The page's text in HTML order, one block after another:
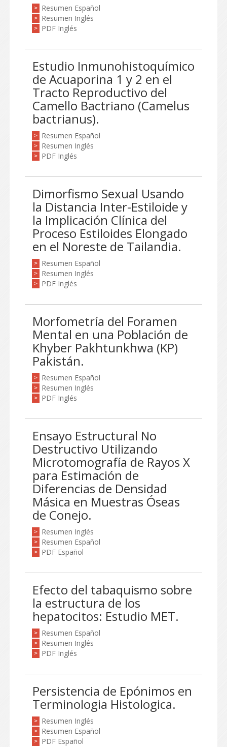
> Resumen Español
> Resumen Inglés
> PDF Inglés
Estudio Inmunohistoquímico
de Acuaporina 1 y 2 en el
Tracto Reproductivo del
Camello Bactriano (Camelus
bactrianus).
> Resumen Español
> Resumen Inglés
> PDF Inglés
Dimorfismo Sexual Usando
la Distancia Inter-Estiloide y
la Implicación Clínica del
Proceso Estiloides Elongado
en el Noreste de Tailandia.
> Resumen Español
> Resumen Inglés
> PDF Inglés
Morfometría del Foramen
Mental en una Población de
Khyber Pakhtunkhwa (KP)
Pakistán.
> Resumen Español
> Resumen Inglés
> PDF Inglés
Ensayo Estructural No
Destructivo Utilizando
Microtomografía de Rayos X
para Estimación de
Diferencias de Densidad
Másica en Muestras Óseas
de Conejo.
> Resumen Inglés
> Resumen Español
> PDF Español
Efecto del tabaquismo sobre
la estructura de los
hepatocitos: Estudio MET.
> Resumen Español
> Resumen Inglés
> PDF Inglés
Persistencia de Epónimos en
Terminologia Histologica.
> Resumen Inglés
> Resumen Español
> PDF Español